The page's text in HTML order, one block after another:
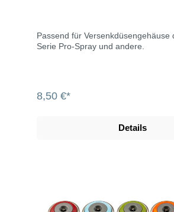
Passend für Versenkdüsengehäuse
Serie Pro-Spray und andere.
8,50 €*
Details